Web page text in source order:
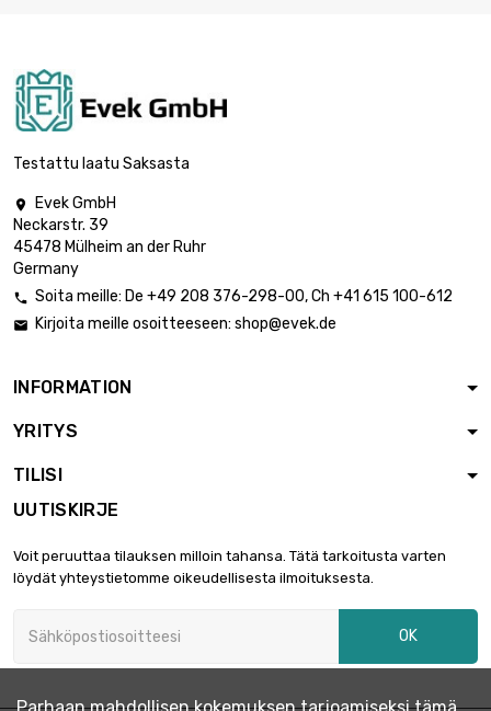
Testattu laatu Saksasta

Evek GmbH
Neckarstr. 39
45478 Mülheim an der Ruhr
Germany
 Soita meille: De +49 208 376-298-00, Ch +41 615 100-612
 Kirjoita meille osoitteeseen: shop@evek.de
INFORMATION
YRITYS
TILISI
UUTISKIRJE
Voit peruuttaa tilauksen milloin tahansa. Tätä tarkoitusta varten
löydät yhteystietomme oikeudellisesta ilmoituksesta.
OK